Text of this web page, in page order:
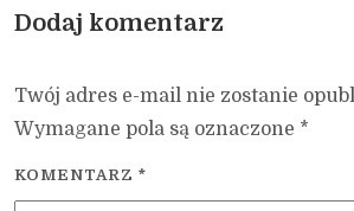
Dodaj komentarz
Twój adres e-mail nie zostanie
Wymagane pola są oznaczone *
KOMENTARZ *